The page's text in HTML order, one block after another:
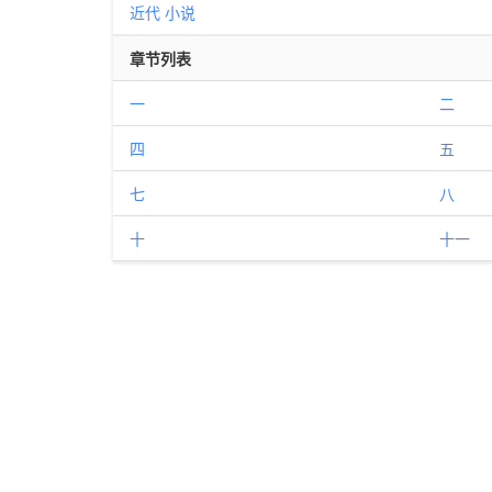
近代 小说
章节列表
一 二
四 五
七 八
十 十一